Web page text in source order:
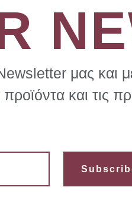
μας και
προϊόντα και τις